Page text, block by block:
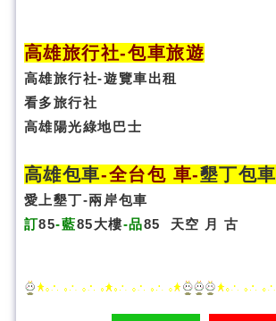
高雄旅行社-包車旅遊
高雄旅行社-遊覽車出租
看多旅行社
高雄陽光綠地巴士
高雄包車-全台包 車-墾丁包車
愛上墾丁-兩岸包車
訂85-藍85大樓-品85 天空 月 古